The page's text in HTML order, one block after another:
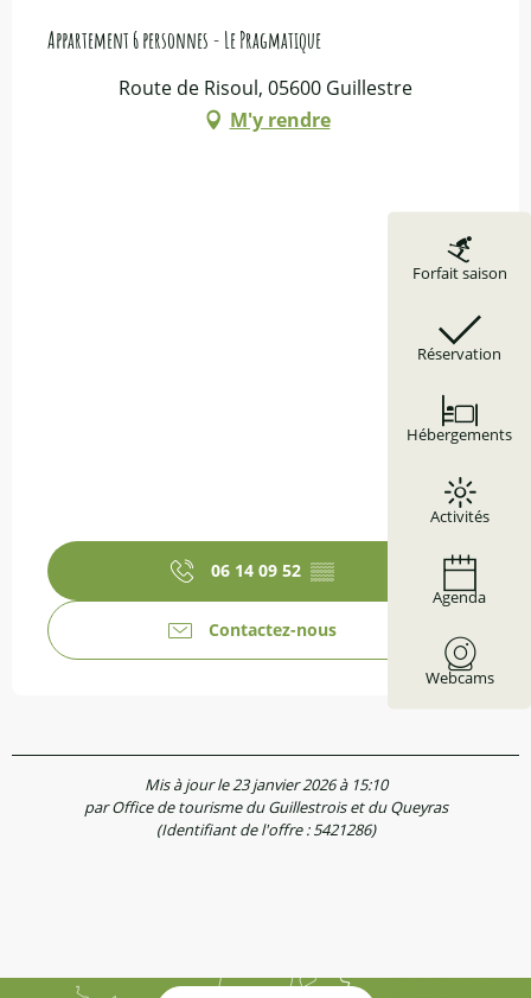
Forfait saison
Réservation
Hébergements
Activités
Agenda
Webcams
Appartement 6 personnes - Le Pragmatique
Route de Risoul, 05600 Guillestre
M'y rendre
06 14 09 52 ▒▒
Contactez-nous
Mis à jour le 23 janvier 2026 à 15:10
par Office de tourisme du Guillestrois et du Queyras
(Identifiant de l'offre :5421286)